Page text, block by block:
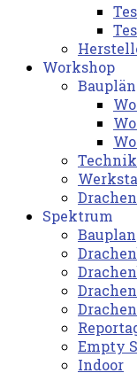
Workshop
Technik
Spektrum
Bauplan
Empty
Indoor